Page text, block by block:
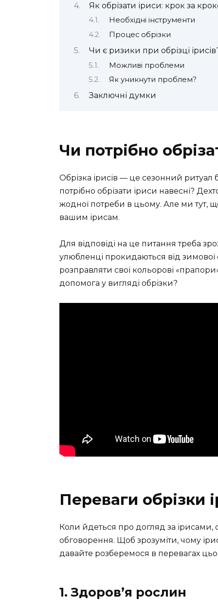
Як обрізати іриси: крок за
Необхідні інструменти
Процес обрізки
Чи є ризики при обрізці
Можливі проблеми
Як уникнути проблем?
Заключні думки
Чи потрібно
Обрізка ірисів — це сезонний ритуал
потрібно обрізати іриси навесні?
жодної потреби в цьому. Але ми тут,
вашим ірисам.
Для відповіді на це питання треба
улюбленці прокидаються від
розправляти свої кольорові
допомога у вигляді обрізки?
Переваги обрізки
Коли йдеться про догляд за ірисами,
обговорення. Щоб зрозуміти, чому
давайте розберемося в перевагах
1. Здоров’я рослин